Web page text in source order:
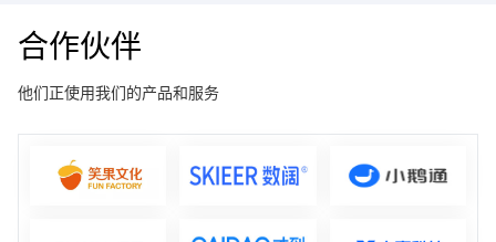
合作伙伴
他们正使用我们的产品和服务